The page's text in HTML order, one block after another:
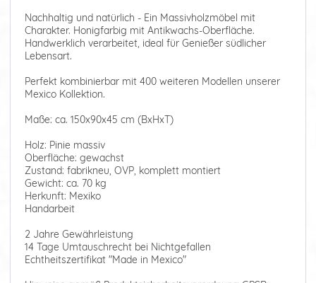
Nachhaltig und natürlich - Ein Massivholzmöbel mit
Charakter. Honigfarbig mit Antikwachs-Oberfläche.
Handwerklich verarbeitet, ideal für Genießer südlicher
Lebensart.
Perfekt kombinierbar mit 400 weiteren Modellen unserer
Mexico Kollektion.
Maße: ca. 150x90x45 cm (BxHxT)
Holz: Pinie massiv
Oberfläche: gewachst
Zustand: fabrikneu, OVP, komplett montiert
Gewicht: ca. 70 kg
Herkunft: Mexiko
Handarbeit
2 Jahre Gewährleistung
14 Tage Umtauschrecht bei Nichtgefallen
Echtheitszertifikat "Made in Mexico"